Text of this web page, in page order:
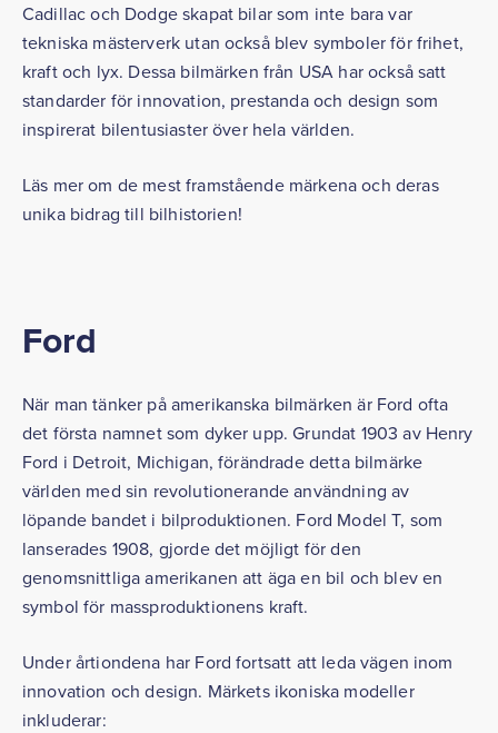
Cadillac och Dodge skapat bilar som inte bara var
tekniska mästerverk utan också blev symboler för frihet,
kraft och lyx. Dessa bilmärken från USA har också satt
standarder för innovation, prestanda och design som
inspirerat bilentusiaster över hela världen.
Läs mer om de mest framstående märkena och deras
unika bidrag till bilhistorien!
Ford
När man tänker på amerikanska bilmärken är Ford ofta
det första namnet som dyker upp. Grundat 1903 av Henry
Ford i Detroit, Michigan, förändrade detta bilmärke
världen med sin revolutionerande användning av
löpande bandet i bilproduktionen. Ford Model T, som
lanserades 1908, gjorde det möjligt för den
genomsnittliga amerikanen att äga en bil och blev en
symbol för massproduktionens kraft.
Under årtiondena har Ford fortsatt att leda vägen inom
innovation och design. Märkets ikoniska modeller
inkluderar: